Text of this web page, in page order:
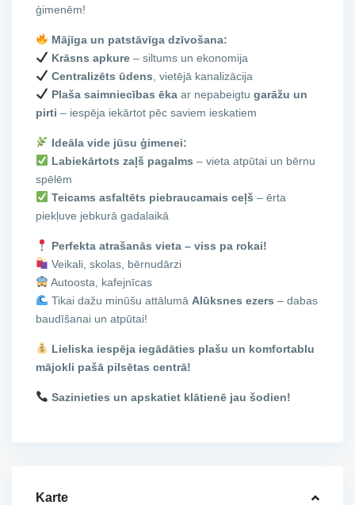
ģimenēm!
Mājīga un patstāvīga dzīvošana:
Krāsns apkure– siltums un ekonomija
Centralizēts ūdens , vietējā kanalizācija
Plaša saimniecības ēkaar nepabeigtu garāžu un
pirti – iespēja iekārtot pēc saviem ieskatiem
Ideāla vide jūsu ģimenei:
Labiekārtots zaļš pagalms – vieta atpūtai un bērnu
spēlēm
Teicams asfaltēts piebraucamais ceļš – ērta
piekļuve jebkurā gadalaikā
Perfekta atrašanās vieta – viss pa rokai!
Veikali, skolas, bērnudārzi
Autoosta, kafejnīcas
Tikai dažu minūšu attālumā Alūksnes ezers – dabas
baudīšanai un atpūtai!
Lieliska iespēja iegādāties plašu un komfortablu
mājokli pašā pilsētas centrā!
Sazinieties un apskatiet klātienē jau šodien!
Karte